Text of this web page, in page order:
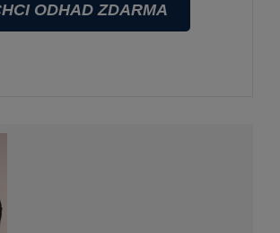
ODHAD ZDARMA